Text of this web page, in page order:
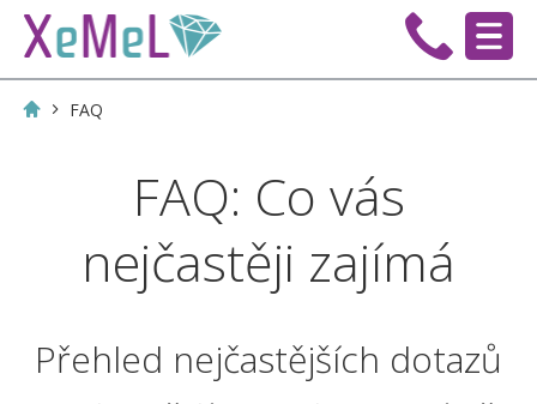
FAQ
FAQ: Co vás
nejčastěji zajímá
Přehled nejčastějších dotazů